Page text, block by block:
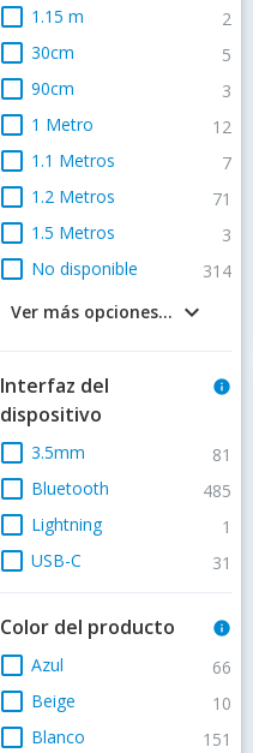
check_box_outline_blank 1.15 m 2
check_box_outline_blank 30cm 5
check_box_outline_blank 90cm 3
check_box_outline_blank 1 Metro 12
check_box_outline_blank 1.1 Metros 7
check_box_outline_blank 1.2 Metros 71
check_box_outline_blank 1.5 Metros 3
check_box_outline_blank No disponible 314
keyboard_arrow_down
Ver más opciones...
Interfaz del
dispositivo
info
check_box_outline_blank 3.5mm 81
check_box_outline_blank Bluetooth 485
check_box_outline_blank Lightning 1
check_box_outline_blank USB-C 31
Color del producto info
check_box_outline_blank Azul 66
check_box_outline_blank Beige 10
check_box_outline_blank Blanco 151